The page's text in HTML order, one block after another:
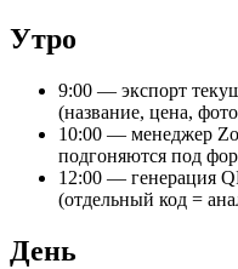
Утро
9:00 — экспорт
(название, цена,
10:00 — менеджер
подгоняются под
12:00 — генерация
(отдельный код =
День